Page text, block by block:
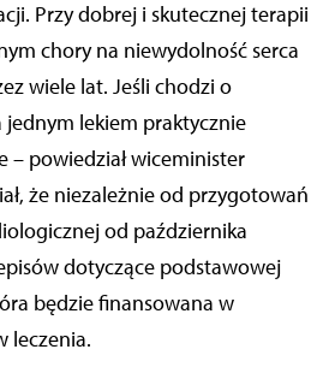
Przy dobrej i skutecznej terapii
chory na niewydolność serca
wiele lat. Jeśli chodzi o
lekiem praktycznie
– powiedział wiceminister
że niezależnie od przygotowań
od października
dotyczące podstawowej
będzie finansowana w
leczenia.